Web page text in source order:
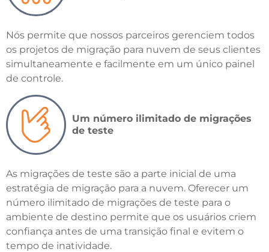
Nós permite que nossos parceiros gerenciem todos
os projetos de migração para nuvem de seus clientes
simultaneamente e facilmente em um único painel
de controle.
Um número ilimitado de migrações
de teste
As migrações de teste são a parte inicial de uma
estratégia de migração para a nuvem. Oferecer um
número ilimitado de migrações de teste para o
ambiente de destino permite que os usuários criem
confiança antes de uma transição final e evitem o
tempo de inatividade.